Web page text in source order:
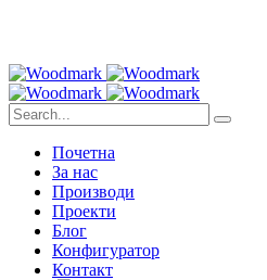
Почетна
За нас
Производи
Проекти
Блог
Конфигуратор
Контакт